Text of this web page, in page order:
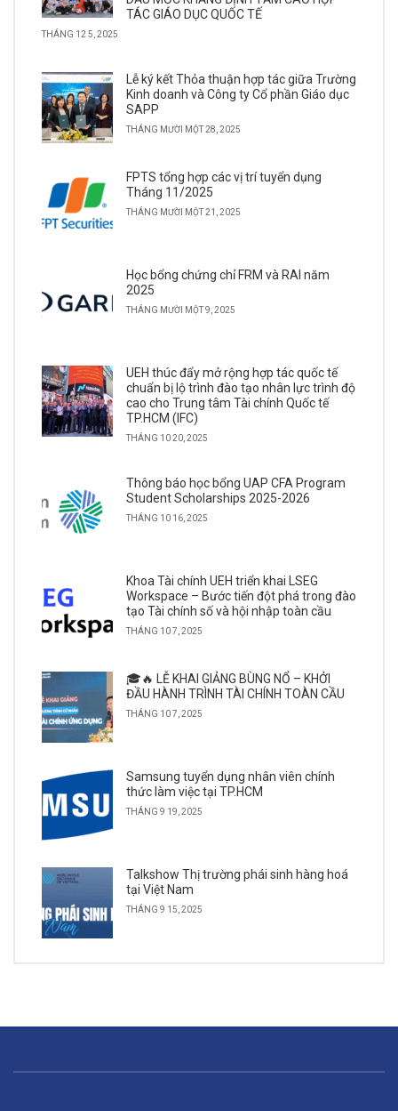
TÁC GIÁO DỤC QUỐC TẾ
THÁNG 12 5, 2025
Lễ ký kết Thỏa thuận hợp tác giữa Trường
Kinh doanh và Công ty Cổ phần Giáo dục
SAPP
THÁNG MƯỜI MỘT 28, 2025
FPTS tổng hợp các vị trí tuyển dụng
Tháng 11/2025
THÁNG MƯỜI MỘT 21, 2025
Học bổng chứng chỉ FRM và RAI năm
2025
THÁNG MƯỜI MỘT 9, 2025
UEH thúc đẩy mở rộng hợp tác quốc tế
chuẩn bị lộ trình đào tạo nhân lực trình độ
cao cho Trung tâm Tài chính Quốc tế
TP.HCM (IFC)
THÁNG 10 20, 2025
Thông báo học bổng UAP CFA Program
Student Scholarships 2025-2026
THÁNG 10 16, 2025
Khoa Tài chính UEH triển khai LSEG
Workspace – Bước tiến đột phá trong đào
tạo Tài chính số và hội nhập toàn cầu
THÁNG 10 7, 2025
🎓🔥 LỄ KHAI GIẢNG BÙNG NỔ – KHỞI
ĐẦU HÀNH TRÌNH TÀI CHÍNH TOÀN CẦU
THÁNG 10 7, 2025
Samsung tuyển dụng nhân viên chính
thức làm việc tại TP.HCM
THÁNG 9 19, 2025
Talkshow Thị trường phái sinh hàng hoá
tại Việt Nam
THÁNG 9 15, 2025